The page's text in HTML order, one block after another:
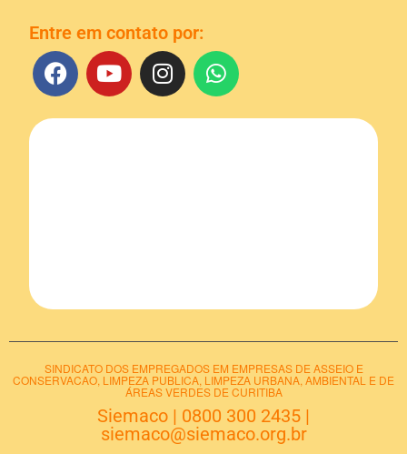
Entre em contato por:
SINDICATO DOS EMPREGADOS EM EMPRESAS DE ASSEIO E
CONSERVACAO, LIMPEZA PUBLICA, LIMPEZA URBANA, AMBIENTAL E DE
ÁREAS VERDES DE CURITIBA
Siemaco | 0800 300 2435 |
siemaco@siemaco.org.br